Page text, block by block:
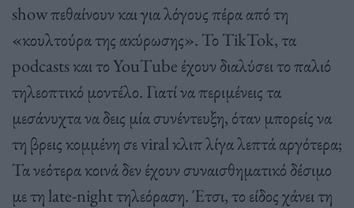
show πεθαίνουν και για λόγους πέρα από τη
«κουλτούρα της ακύρωσης». Το TikTok, τα
podcasts και το YouTube έχουν διαλύσει το παλιό
τηλεοπτικό μοντέλο. Γιατί να περιμένεις τα
μεσάνυχτα να δεις μία συνέντευξη, όταν μπορείς να
τη βρεις κομμένη σε viral κλιπ λίγα λεπτά αργότερα;
Τα νεότερα κοινά δεν έχουν συναισθηματικό δέσιμο
με τη late-night τηλεόραση. Έτσι, το είδος χάνει τη